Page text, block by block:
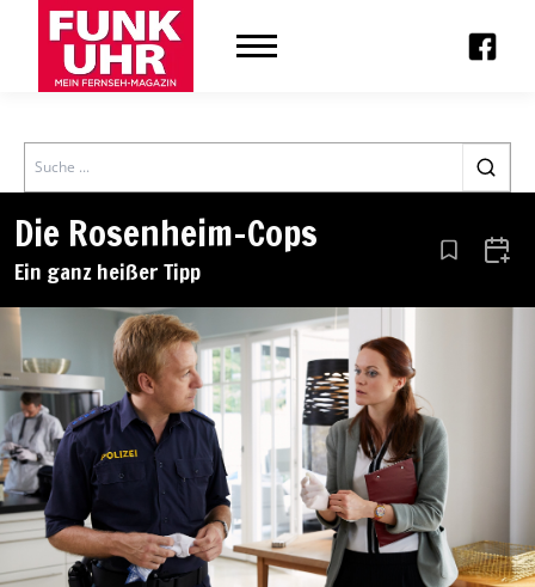
Search
Die Rosenheim-Cops
Ein ganz heißer Tipp Aus den